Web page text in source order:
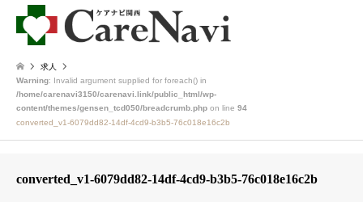
求人
Warning: Invalid argument supplied for foreach() in
/home/carenavi3150/carenavi.link/public_html/wp-
content/themes/gensen_tcd050/breadcrumb.php on line 94
converted_v1-6079dd82-14df-4cd9-b3b5-76c018e16c2b
converted_v1-6079dd82-14df-4cd9-b3b5-76c018e16c2b